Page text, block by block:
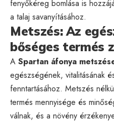
fenyőkéreg bomlása is
a talaj savanyításához.
Metszés: Az
bőséges termés
A Spartan áfonya
egészségének, vitalitásának
fenntartásához. Metszés
termés mennyisége és
válnak, és a növény